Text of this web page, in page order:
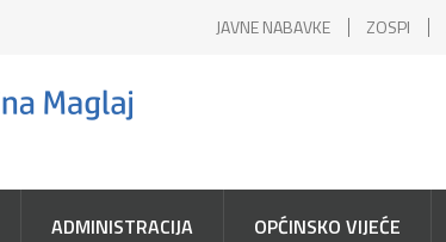
JAVNE NABAVKE ZOSPI
ADMINISTRACIJA OPĆINSKO VIJEĆE